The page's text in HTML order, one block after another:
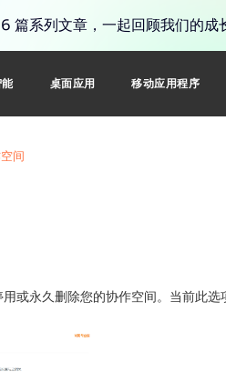
篇系列文章，一起回顾我们的成
桌面应用 移动应用程序
间
或永久删除您的协作空间。当前此选